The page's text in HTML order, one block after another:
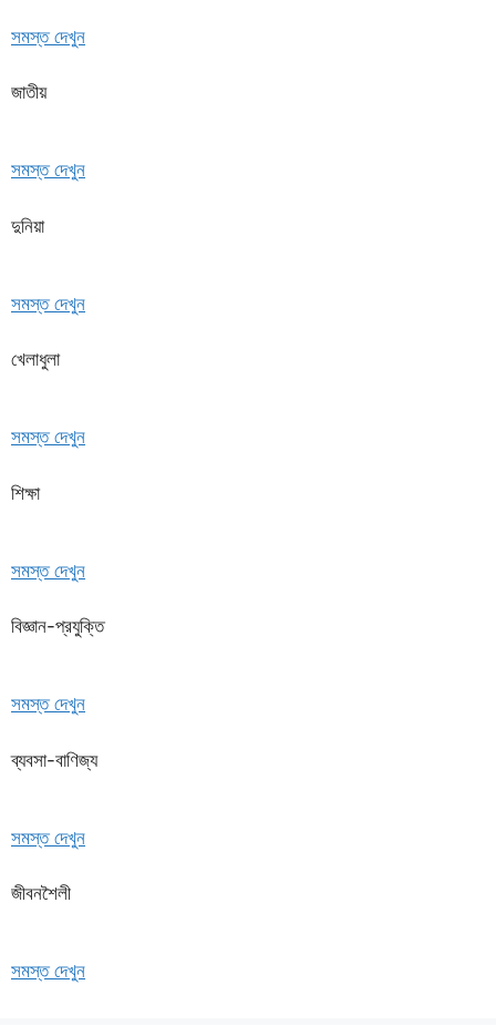
সমস্ত দেখুন
জাতীয়
সমস্ত দেখুন
দুনিয়া
সমস্ত দেখুন
খেলাধুলা
সমস্ত দেখুন
শিক্ষা
সমস্ত দেখুন
বিজ্ঞান-প্রযুক্তি
সমস্ত দেখুন
ব্যবসা-বাণিজ্য
সমস্ত দেখুন
জীবনশৈলী
সমস্ত দেখুন